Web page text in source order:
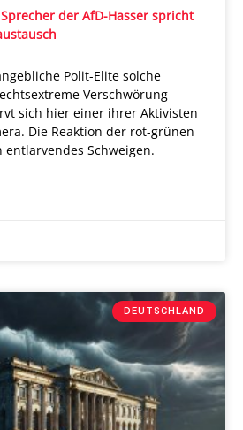
der AfD-Hasser spricht
Polit-Elite solche
Verschwörung
sich hier einer ihrer Aktivisten
Die Reaktion der rot-grünen
entlarvendes Schweigen.
DEUTSCHLAND